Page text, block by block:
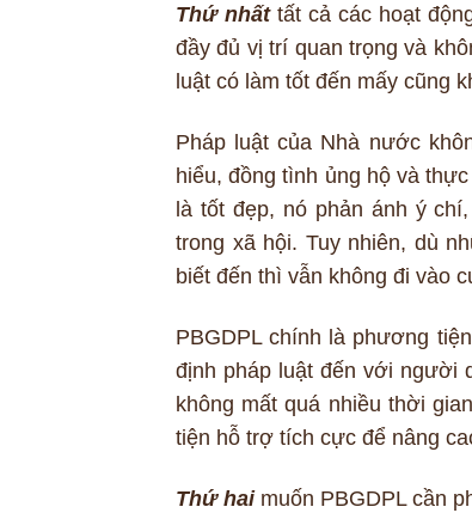
Thứ nhất tất cả các hoạt
đầy đủ vị trí quan trọng và
luật có làm tốt đến mấy cũng
Pháp luật của Nhà nước
hiểu, đồng tình ủng hộ và
là tốt đẹp, nó phản ánh ý
trong xã hội. Tuy nhiên, dù
biết đến thì vẫn không đi vào
PBGDPL chính là phương
định pháp luật đến với người
không mất quá nhiều thời
tiện hỗ trợ tích cực để nâng
Thứ haimuốn PBGDPL cần